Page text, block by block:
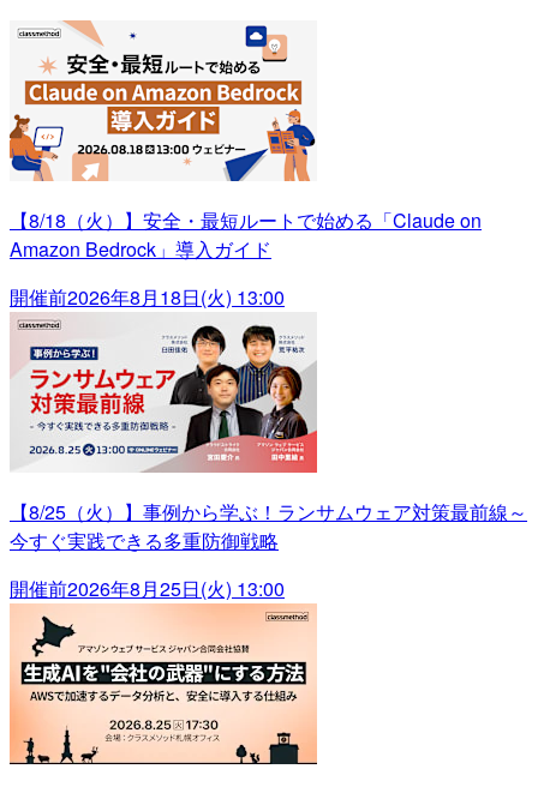
【8/18（火）】安全・最短ルートで始める「Claude on
Amazon Bedrock」導入ガイド
開催前2026年8月18日(火) 13:00
【8/25（火）】事例から学ぶ！ランサムウェア対策最前線～
今すぐ実践できる多重防御戦略
開催前2026年8月25日(火) 13:00